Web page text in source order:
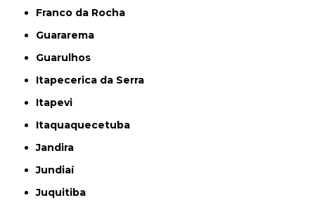
Franco da Rocha
Guararema
Guarulhos
Itapecerica da Serra
Itapevi
Itaquaquecetuba
Jandira
Jundiaí
Juquitiba